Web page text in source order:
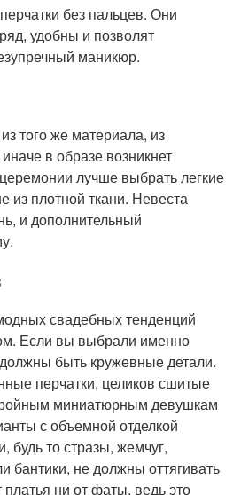
без пальцев. Они
удобны и позволят
маникюр.
того же материала, из
в образе возникнет
лучше выбрать легкие
из плотной ткани. Невеста
и дополнительный
свадебных тенденций
Если вы выбрали именно
быть кружевные детали.
перчатки, целиков сшитые
миниатюрным девушкам
с объемной отделкой
будь то стразы, жемчуг,
бантики, не должны оттягивать
ни от фаты, ведь это